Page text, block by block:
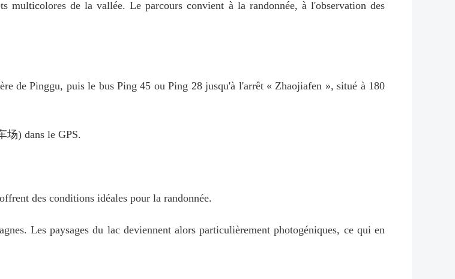
de la vallée. Le parcours convient à la randonnée, à l'observation des
de Pinggu, puis le bus Ping 45 ou Ping 28 jusqu'à l'arrêt « Zhaojiafen », situé à 180
场) dans le GPS.
des conditions idéales pour la randonnée.
Les paysages du lac deviennent alors particulièrement photogéniques, ce qui en